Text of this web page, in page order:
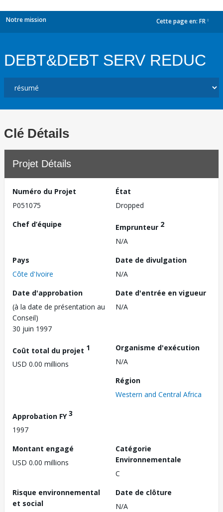
Notre mission Cette page en: FR
DEBT&DEBT SERV REDUC
Clé Détails
Projet Détails
Numéro du Projet
P051075
État
Dropped
Chef d’équipe
Emprunteur 2
N/A
Pays
Côte d'Ivoire
Date de divulgation
N/A
Date d'approbation
(à la date de présentation au
Conseil)
30 juin 1997
Date d'entrée en vigueur
N/A
Coût total du projet 1
USD 0.00 millions
Organisme d'exécution
N/A
Région
Western and Central Africa
Approbation FY3
1997
Montant engagé
USD 0.00 millions
Catégorie
Environnementale
C
Risque environnemental
et social
Date de clôture
N/A